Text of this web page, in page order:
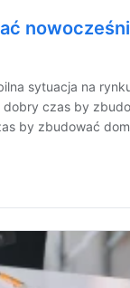
sytuacja na
czas by
by zbudować